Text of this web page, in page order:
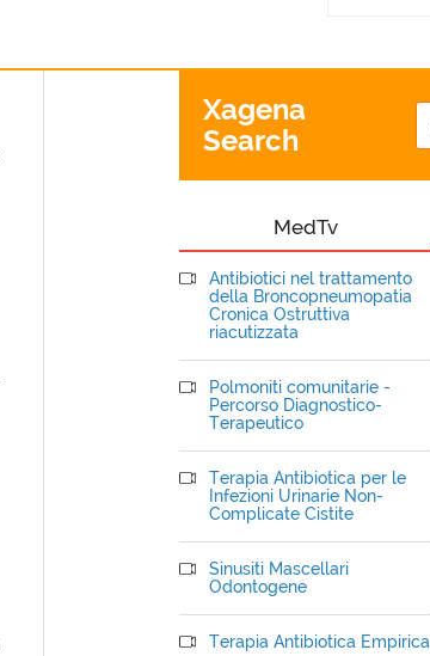
Xagena
Search
MedTv
Antibiotici nel trattamento
della Broncopneumopatia
Cronica Ostruttiva
riacutizzata
Polmoniti comunitarie -
Percorso Diagnostico-
Terapeutico
Terapia Antibiotica per le
Infezioni Urinarie Non-
Complicate Cistite
Sinusiti Mascellari
Odontogene
Terapia Antibiotica Empirica